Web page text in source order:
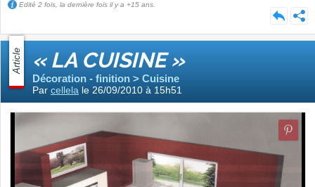
Edité 2 fois, la dernière fois il y a +15 ans.
Article « LA CUISINE »
Décoration - finition > Cuisine
Par cellela le 26/09/2010 à 15h51